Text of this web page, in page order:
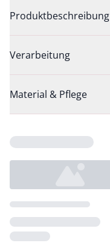
Produktbeschreibung
Verarbeitung
Material & Pflege